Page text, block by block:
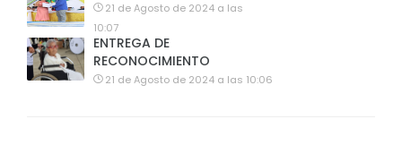
21 de Agosto de 2024 a las
10:07
ENTREGA DE
RECONOCIMIENTO
21 de Agosto de 2024 a las 10:06